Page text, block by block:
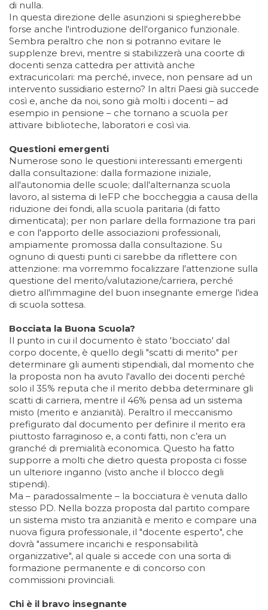
di nulla.
In questa direzione delle asunzioni si spiegherebbe
forse anche l'introduzione dell'organico funzionale.
Sembra peraltro che non si potranno evitare le
supplenze brevi, mentre si stabilizzerà una coorte di
docenti senza cattedra per attività anche
extracuricolari: ma perché, invece, non pensare ad un
intervento sussidiario esterno? In altri Paesi già succede
così e, anche da noi, sono già molti i docenti – ad
esempio in pensione – che tornano a scuola per
attivare biblioteche, laboratori e così via.
Questioni emergenti
Numerose sono le questioni interessanti emergenti
dalla consultazione: dalla formazione iniziale,
all'autonomia delle scuole; dall'alternanza scuola
lavoro, al sistema di IeFP che boccheggia a causa della
riduzione dei fondi, alla scuola paritaria (di fatto
dimenticata); per non parlare della formazione tra pari
e con l'apporto delle associazioni professionali,
ampiamente promossa dalla consultazione. Su
ognuno di questi punti ci sarebbe da riflettere con
attenzione: ma vorremmo focalizzare l'attenzione sulla
questione del merito/valutazione/carriera, perché
dietro all'immagine del buon insegnante emerge l'idea
di scuola sottesa.
Bocciata la Buona Scuola?
Il punto in cui il documento è stato 'bocciato' dal
corpo docente, è quello degli "scatti di merito" per
determinare gli aumenti stipendiali, dal momento che
la proposta non ha avuto l'avallo dei docenti perché
solo il 35% reputa che il merito debba determinare gli
scatti di carriera, mentre il 46% pensa ad un sistema
misto (merito e anzianità). Peraltro il meccanismo
prefigurato dal documento per definire il merito era
piuttosto farraginoso e, a conti fatti, non c’era un
granché di premialità economica. Questo ha fatto
supporre a molti che dietro questa proposta ci fosse
un ulteriore inganno (visto anche il blocco degli
stipendi).
Ma – paradossalmente – la bocciatura è venuta dallo
stesso PD. Nella bozza proposta dal partito compare
un sistema misto tra anzianità e merito e compare una
nuova figura professionale, il "docente esperto", che
dovrà "assumere incarichi e responsabilità
organizzative", al quale si accede con una sorta di
formazione permanente e di concorso con
commissioni provinciali.
Chi è il bravo insegnante